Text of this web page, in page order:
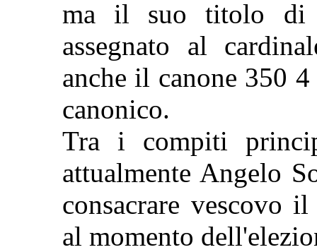
ma il suo titolo di
assegnato al
anche il canone 350
canonico.
Tra i compiti
attualmente Angelo
consacrare vescovo
al momento